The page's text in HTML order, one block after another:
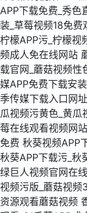
APP下载免费_秀色
装_草莓视频18免费
柠檬APP污_柠檬视
频成人免在线网站
载官网_蘑菇视频性
媒APP免费下载安
季传媒下载入口网址
瓜视频污黄色_黄瓜
莓在线观看视频网
免费 秋葵视频APP
秋葵APP下载污_秋
绿巨人视频官网在
视频污版_蘑菇视频
资源观看蘑菇视频